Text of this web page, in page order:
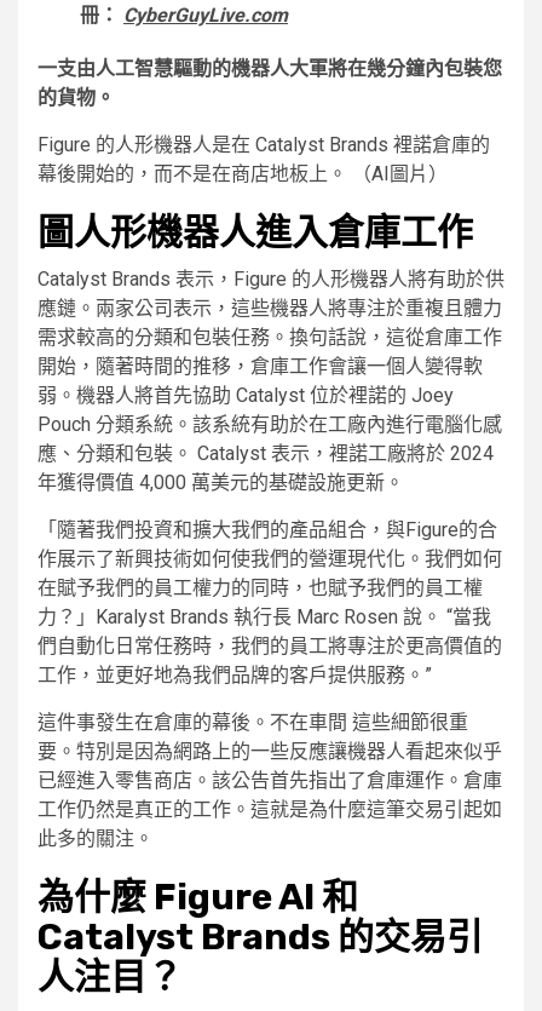
冊： Cyber​​GuyLive.com
一支由人工智慧驅動的機器人大軍將在幾分鐘內包裝您
的貨物。
Figure 的人形機器人是在 Catalyst Brands 裡諾倉庫的
幕後開始的，而不是在商店地板上。
（AI圖片）
圖人形機器人進入倉庫工作
Catalyst Brands 表示，Figure 的人形機器人將有助於供
應鏈。兩家公司表示，這些機器人將專注於重複且體力
需求較高的分類和包裝任務。換句話說，這從倉庫工作
開始，隨著時間的推移，倉庫工作會讓一個人變得軟
弱。機器人將首先協助 Catalyst 位於裡諾的 Joey
Pouch 分類系統。該系統有助於在工廠內進行電腦化感
應、分類和包裝。 Catalyst 表示，裡諾工廠將於 2024
年獲得價值 4,000 萬美元的基礎設施更新。
「隨著我們投資和擴大我們的產品組合，與Figure的合
作展示了新興技術如何使我們的營運現代化。我們如何
在賦予我們的員工權力的同時，也賦予我們的員工權
力？」Karalyst Brands 執行長 Marc Rosen 說。 “當我
們自動化日常任務時，我們的員工將專注於更高價值的
工作，並更好地為我們品牌的客戶提供服務。”
這件事發生在倉庫的幕後。不在車間 這些細節很重
要。特別是因為網路上的一些反應讓機器人看起來似乎
已經進入零售商店。該公告首先指出了倉庫運作。倉庫
工作仍然是真正的工作。這就是為什麼這筆交易引起如
此多的關注。
為什麼 Figure AI 和
Catalyst Brands 的交易引
人注目？